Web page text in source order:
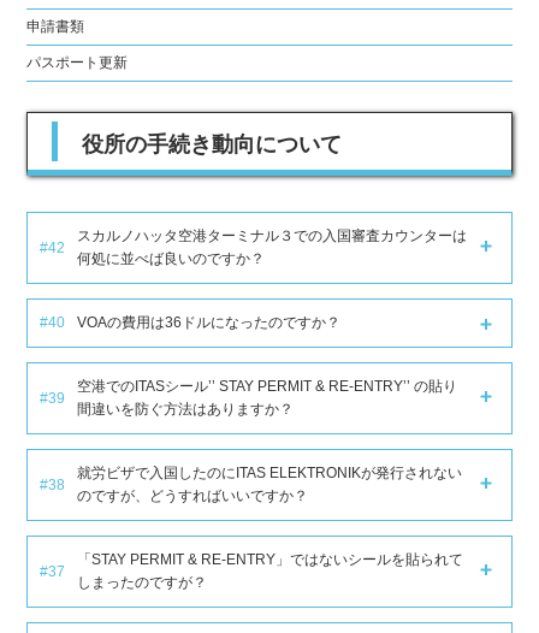
申請書類
パスポート更新
役所の手続き動向について
#42
スカルノハッタ空港ターミナル３での入国審査カウンターは
何処に並べば良いのですか？
#40 VOAの費用は36ドルになったのですか？
#39
空港でのITASシール’’ STAY PERMIT & RE-ENTRY’’ の貼り
間違いを防ぐ方法はありますか？
#38
就労ビザで入国したのにITAS ELEKTRONIKが発行されない
のですが、どうすればいいですか？
#37
「STAY PERMIT & RE-ENTRY」ではないシールを貼られて
しまったのですが？